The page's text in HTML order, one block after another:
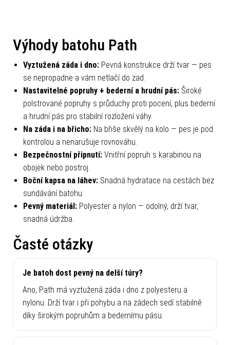
Výhody batohu Path
Vyztužená záda i dno: Pevná konstrukce drží tvar — pes
se nepropadne a vám netlačí do zad.
Nastavitelné popruhy + bederní a hrudní pás: Široké
polstrované popruhy s průduchy proti pocení, plus bederní
a hrudní pás pro stabilní rozložení váhy.
Na záda i na břicho: Na břiše skvělý na kolo — pes je pod
kontrolou a nenarušuje rovnováhu.
Bezpečnostní připnutí: Vnitřní popruh s karabinou na
obojek nebo postroj.
Boční kapsa na láhev: Snadná hydratace na cestách bez
sundávání batohu.
Pevný materiál: Polyester a nylon — odolný, drží tvar,
snadná údržba.
Časté otázky
Je batoh dost pevný na delší túry?
Ano, Path má vyztužená záda i dno z polyesteru a
nylonu. Drží tvar i při pohybu a na zádech sedí stabilně
díky širokým popruhům a bedernímu pásu.